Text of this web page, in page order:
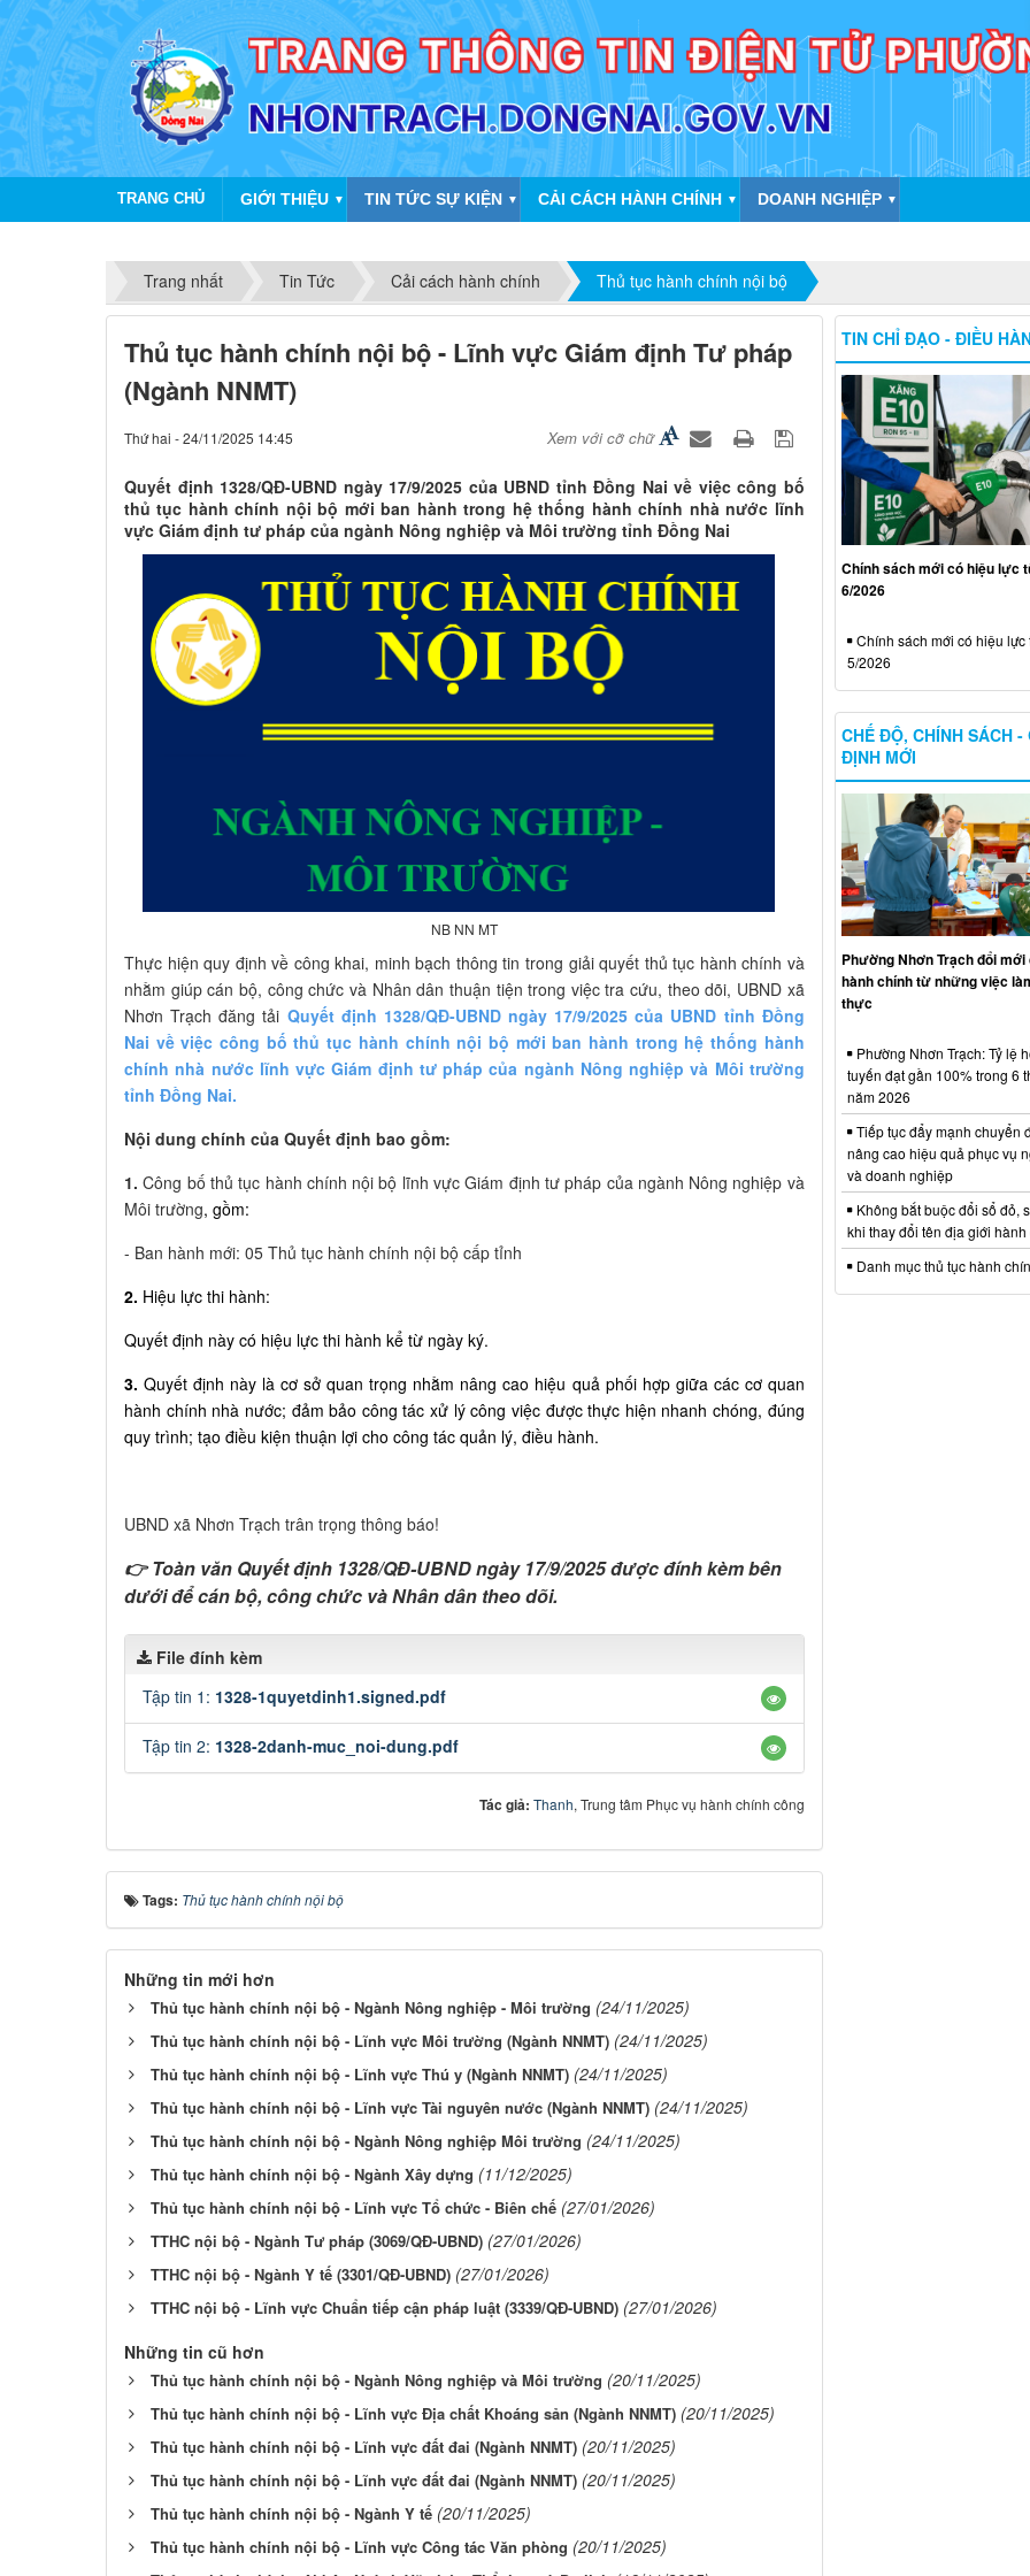
TRANG CHỦ GIỚI THIỆU ▼ TIN TỨC SỰ KIỆN ▼ CẢI CÁCH HÀNH CHÍNH ▼ DOANH NGHIỆP ▼
Trang nhất Tin Tức Cải cách hành chính Thủ tục hành chính nội bộ
Thủ tục hành chính nội bộ - Lĩnh vực Giám định Tư pháp
(Ngành NNMT)
Thứ hai - 24/11/2025 14:45 Xem với cỡ chữ
Quyết định 1328/QĐ-UBND ngày 17/9/2025 của UBND tỉnh Đồng Nai về việc công bố
thủ tục hành chính nội bộ mới ban hành trong hệ thống hành chính nhà nước lĩnh
vực Giám định tư pháp của ngành Nông nghiệp và Môi trường tỉnh Đồng Nai
NB NN MT
Thực hiện quy định về công khai, minh bạch thông tin trong giải quyết thủ tục hành chính và
nhằm giúp cán bộ, công chức và Nhân dân thuận tiện trong việc tra cứu, theo dõi, UBND xã
Nhơn Trạch đăng tải Quyết định 1328/QĐ-UBND ngày 17/9/2025 của UBND tỉnh Đồng
Nai về việc công bố thủ tục hành chính nội bộ mới ban hành trong hệ thống hành
chính nhà nước lĩnh vực Giám định tư pháp của ngành Nông nghiệp và Môi trường
tỉnh Đồng Nai.
Nội dung chính của Quyết định bao gồm:
1.Công bố thủ tục hành chính nội bộ lĩnh vực Giám định tư pháp của ngành Nông nghiệp và
Môi trường, gồm:
- Ban hành mới: 05 Thủ tục hành chính nội bộ cấp tỉnh
2. Hiệu lực thi hành:
Quyết định này có hiệu lực thi hành kể từ ngày ký.
3.Quyết định này là cơ sở quan trọng nhằm nâng cao hiệu quả phối hợp giữa các cơ quan
hành chính nhà nước; đảm bảo công tác xử lý công việc được thực hiện nhanh chóng, đúng
quy trình; tạo điều kiện thuận lợi cho công tác quản lý, điều hành.
UBND xã Nhơn Trạch trân trọng thông báo!
👉 Toàn văn Quyết định 1328/QĐ-UBND ngày 17/9/2025 được đính kèm bên
dưới để cán bộ, công chức và Nhân dân theo dõi.
File đính kèm
Tập tin 1: 1328-1quyetdinh1.signed.pdf
Tập tin 2: 1328-2danh-muc_noi-dung.pdf
Tác giả: Thanh, Trung tâm Phục vụ hành chính công
Tags: Thủ tục hành chính nội bộ
Những tin mới hơn
Thủ tục hành chính nội bộ - Ngành Nông nghiệp - Môi trường (24/11/2025)
Thủ tục hành chính nội bộ - Lĩnh vực Môi trường (Ngành NNMT) (24/11/2025)
Thủ tục hành chính nội bộ - Lĩnh vực Thú y (Ngành NNMT) (24/11/2025)
Thủ tục hành chính nội bộ - Lĩnh vực Tài nguyên nước (Ngành NNMT) (24/11/2025)
Thủ tục hành chính nội bộ - Ngành Nông nghiệp Môi trường (24/11/2025)
Thủ tục hành chính nội bộ - Ngành Xây dựng (11/12/2025)
Thủ tục hành chính nội bộ - Lĩnh vực Tổ chức - Biên chế (27/01/2026)
TTHC nội bộ - Ngành Tư pháp (3069/QĐ-UBND) (27/01/2026)
TTHC nội bộ - Ngành Y tế (3301/QĐ-UBND) (27/01/2026)
TTHC nội bộ - Lĩnh vực Chuẩn tiếp cận pháp luật (3339/QĐ-UBND) (27/01/2026)
Những tin cũ hơn
Thủ tục hành chính nội bộ - Ngành Nông nghiệp và Môi trường (20/11/2025)
Thủ tục hành chính nội bộ - Lĩnh vực Địa chất Khoáng sản (Ngành NNMT) (20/11/2025)
Thủ tục hành chính nội bộ - Lĩnh vực đất đai (Ngành NNMT) (20/11/2025)
Thủ tục hành chính nội bộ - Lĩnh vực đất đai (Ngành NNMT) (20/11/2025)
Thủ tục hành chính nội bộ - Ngành Y tế (20/11/2025)
Thủ tục hành chính nội bộ - Lĩnh vực Công tác Văn phòng (20/11/2025)
TIN CHỈ ĐẠO - ĐIỀU
Chính sách mới có hiệu lực
6/2026
Chính sách mới có hiệu lực
5/2026
CHẾ ĐỘ, CHÍNH SÁCH -
ĐỊNH MỚI
Phường Nhơn Trạch đổi
hành chính từ những việc
thực
Phường Nhơn Trạch: Tỷ lệ
tuyến đạt gần 100% trong 6
năm 2026
Tiếp tục đẩy mạnh chuyển
nâng cao hiệu quả phục vụ
và doanh nghiệp
Không bắt buộc đổi sổ đỏ,
khi thay đổi tên địa giới hành
Danh mục thủ tục hành